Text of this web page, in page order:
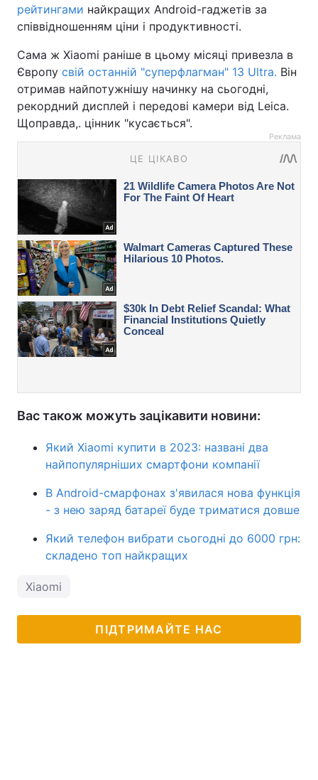
рейтингами найкращих Аndroid-гаджетів за
співвідношенням ціни і продуктивності.
Сама ж Xiaomi раніше в цьому місяці привезла в
Європу свій останній "суперфлагман" 13 Ultra. Він
отримав найпотужнішу начинку на сьогодні,
рекордний дисплей і передові камери від Leica.
Щоправда,. цінник "кусається".
Реклама
Вас також можуть зацікавити новини:
Який Xiaomi купити в 2023: названі два
найпопулярніших смартфони компанії
В Android-смарфонах з'явилася нова функція
- з нею заряд батареї буде триматися довше
Який телефон вибрати сьогодні до 6000 грн:
складено топ найкращих
Xiaomi
ПІДТРИМАЙТЕ НАС